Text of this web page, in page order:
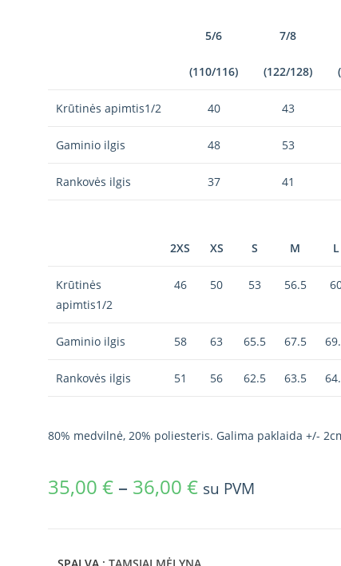
5/6
(110/116)
7/8
(122/128)
Krūtinės apimtis1/2 40 43
Gaminio ilgis 48 53
Rankovės ilgis 37 41
2XS XS S M L
Krūtinės
apimtis1/2
46 50 53 56.5
Gaminio ilgis 58 63 65.5 67.5
Rankovės ilgis 51 56 62.5 63.5
80% medvilnė, 20% poliesteris. Galima paklaida +/-
35,00 € – 36,00 € su PVM